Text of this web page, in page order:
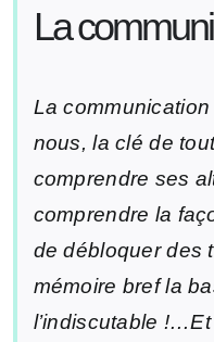
La
La communication
nous, la clé de
comprendre ses
comprendre la
de débloquer des
mémoire bref la
l’indiscutable